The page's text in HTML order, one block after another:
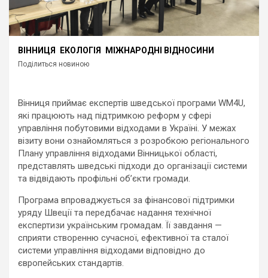
ВІННИЦЯ ЕКОЛОГІЯ МІЖНАРОДНІ ВІДНОСИНИ
Поділиться новиною
Вінниця приймає експертів шведської програми WM4U,
які працюють над підтримкою реформ у сфері
управління побутовими відходами в Україні. У межах
візиту вони ознайомляться з розробкою регіонального
Плану управління відходами Вінницької області,
представлять шведські підходи до організації системи
та відвідають профільні об’єкти громади.
Програма впроваджується за фінансової підтримки
уряду Швеції та передбачає надання технічної
експертизи українським громадам. Її завдання —
сприяти створенню сучасної, ефективної та сталої
системи управління відходами відповідно до
європейських стандартів.